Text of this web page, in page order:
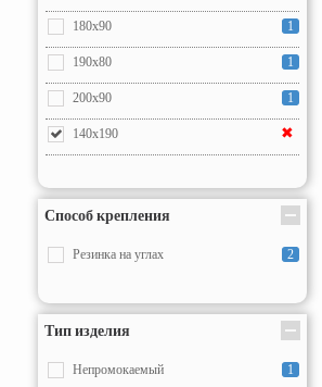
180x90 1
190x80 1
200x90 1
140х190 ✖
1
80х174 1
Способ крепления
Резинка на углах 2
Тип изделия
Непромокаемый 1